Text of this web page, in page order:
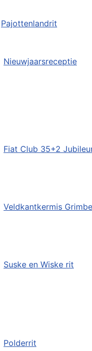
Pajottenlandrit
Nieuwjaarsreceptie
Fiat Club 35+2
Veldkantkermis
Suske en Wiske rit
Polderrit